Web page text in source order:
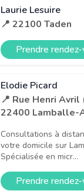
Laurie Lesuire
📍 22100 Taden
Prendre
Elodie Picard
📍 Rue Henri
22400 Lamballe-
Consultations à
votre domicile sur
Spécialisée en micr...
Prendre